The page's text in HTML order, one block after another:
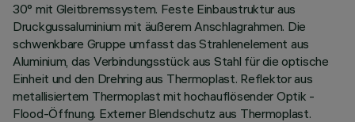
30° mit Gleitbremssystem. Feste Einbaustruktur aus
Druckgussaluminium mit äußerem Anschlagrahmen. Die
schwenkbare Gruppe umfasst das Strahlenelement aus
Aluminium, das Verbindungsstück aus Stahl für die optische
Einheit und den Drehring aus Thermoplast. Reflektor aus
metallisiertem Thermoplast mit hochauflösender Optik -
Flood-Öffnung. Externer Blendschutz aus Thermoplast.